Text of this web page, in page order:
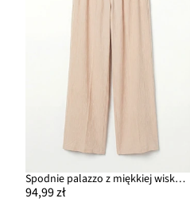
Spodnie palazzo z miękkiej wiskozy
94,99 zł